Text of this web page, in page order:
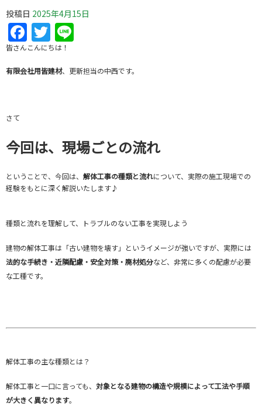
投稿日 2025年4月15日
Facebook
Twitter
皆さんこんにちは！
有限会社用皆建材、更新担当の中西です。
さて
今回は、現場ごとの流れ
ということで、今回は、 解体工事の種類と流れについて、実際の施工現場での
経験をもとに深く解説いたします♪
種類と流れを理解して、トラブルのない工事を実現しよう
建物の解体工事は「古い建物を壊す」というイメージが強いですが、実際には
法的な手続き・近隣配慮・安全対策・廃材処分など、非常に多くの配慮が必要
な工種です。
解体工事の主な種類とは？
解体工事と一口に言っても、 対象となる建物の構造や規模によって工法や手順
が大きく異なります。